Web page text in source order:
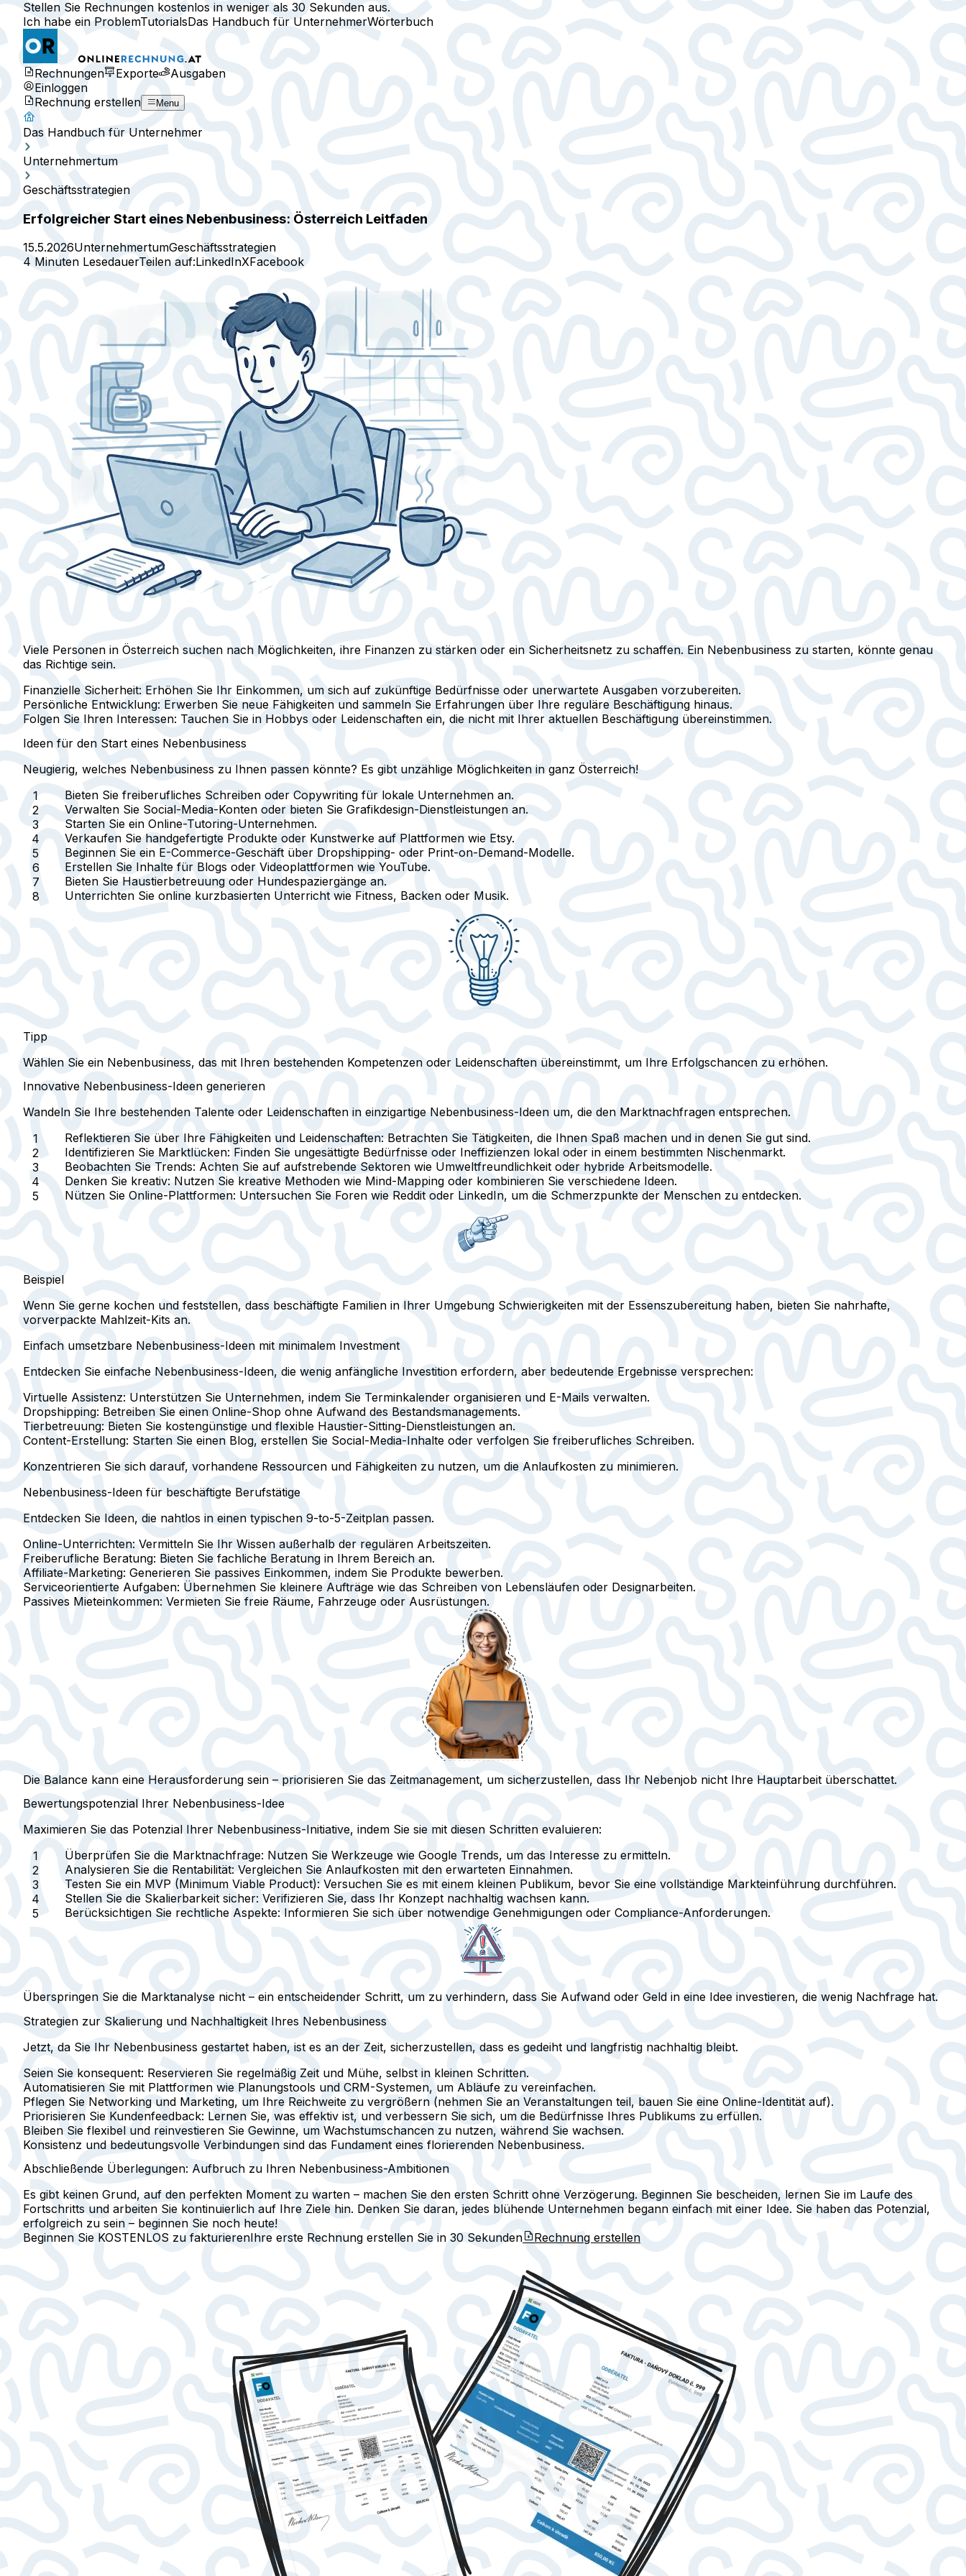
Stellen Sie Rechnungen kostenlos in weniger als 30 Sekunden aus.
Ich habe ein ProblemTutorialsDas Handbuch für UnternehmerWörterbuch
Rechnungen Exporte
Ausgaben
Einloggen
Rechnung erstellen
Menu
Das Handbuch für Unternehmer
Unternehmertum
Geschäftsstrategien
Erfolgreicher Start eines Nebenbusiness: Österreich Leitfaden
15.5.2026UnternehmertumGeschäftsstrategien
4 Minuten LesedauerTeilen auf:LinkedInXFacebook
Viele Personen in Österreich suchen nach Möglichkeiten, ihre Finanzen zu stärken oder ein Sicherheitsnetz zu schaffen. Ein Nebenbusiness zu starten, könnte genau
das Richtige sein.
Finanzielle Sicherheit: Erhöhen Sie Ihr Einkommen, um sich auf zukünftige Bedürfnisse oder unerwartete Ausgaben vorzubereiten.
Persönliche Entwicklung: Erwerben Sie neue Fähigkeiten und sammeln Sie Erfahrungen über Ihre reguläre Beschäftigung hinaus.
Folgen Sie Ihren Interessen: Tauchen Sie in Hobbys oder Leidenschaften ein, die nicht mit Ihrer aktuellen Beschäftigung übereinstimmen.
Ideen für den Start eines Nebenbusiness
Neugierig, welches Nebenbusiness zu Ihnen passen könnte? Es gibt unzählige Möglichkeiten in ganz Österreich!
Bieten Sie freiberufliches Schreiben oder Copywriting für lokale Unternehmen an.
Verwalten Sie Social-Media-Konten oder bieten Sie Grafikdesign-Dienstleistungen an.
Starten Sie ein Online-Tutoring-Unternehmen.
Verkaufen Sie handgefertigte Produkte oder Kunstwerke auf Plattformen wie Etsy.
Beginnen Sie ein E-Commerce-Geschäft über Dropshipping- oder Print-on-Demand-Modelle.
Erstellen Sie Inhalte für Blogs oder Videoplattformen wie YouTube.
Bieten Sie Haustierbetreuung oder Hundespaziergänge an.
Unterrichten Sie online kurzbasierten Unterricht wie Fitness, Backen oder Musik.
Tipp
Wählen Sie ein Nebenbusiness, das mit Ihren bestehenden Kompetenzen oder Leidenschaften übereinstimmt, um Ihre Erfolgschancen zu erhöhen.
Innovative Nebenbusiness-Ideen generieren
Wandeln Sie Ihre bestehenden Talente oder Leidenschaften in einzigartige Nebenbusiness-Ideen um, die den Marktnachfragen entsprechen.
Reflektieren Sie über Ihre Fähigkeiten und Leidenschaften: Betrachten Sie Tätigkeiten, die Ihnen Spaß machen und in denen Sie gut sind.
Identifizieren Sie Marktlücken: Finden Sie ungesättigte Bedürfnisse oder Ineffizienzen lokal oder in einem bestimmten Nischenmarkt.
Beobachten Sie Trends: Achten Sie auf aufstrebende Sektoren wie Umweltfreundlichkeit oder hybride Arbeitsmodelle.
Denken Sie kreativ: Nutzen Sie kreative Methoden wie Mind-Mapping oder kombinieren Sie verschiedene Ideen.
Nützen Sie Online-Plattformen: Untersuchen Sie Foren wie Reddit oder LinkedIn, um die Schmerzpunkte der Menschen zu entdecken.
Beispiel
Wenn Sie gerne kochen und feststellen, dass beschäftigte Familien in Ihrer Umgebung Schwierigkeiten mit der Essenszubereitung haben, bieten Sie nahrhafte,
vorverpackte Mahlzeit-Kits an.
Einfach umsetzbare Nebenbusiness-Ideen mit minimalem Investment
Entdecken Sie einfache Nebenbusiness-Ideen, die wenig anfängliche Investition erfordern, aber bedeutende Ergebnisse versprechen:
Virtuelle Assistenz: Unterstützen Sie Unternehmen, indem Sie Terminkalender organisieren und E-Mails verwalten.
Dropshipping: Betreiben Sie einen Online-Shop ohne Aufwand des Bestandsmanagements.
Tierbetreuung: Bieten Sie kostengünstige und flexible Haustier-Sitting-Dienstleistungen an.
Content-Erstellung: Starten Sie einen Blog, erstellen Sie Social-Media-Inhalte oder verfolgen Sie freiberufliches Schreiben.
Konzentrieren Sie sich darauf, vorhandene Ressourcen und Fähigkeiten zu nutzen, um die Anlaufkosten zu minimieren.
Nebenbusiness-Ideen für beschäftigte Berufstätige
Entdecken Sie Ideen, die nahtlos in einen typischen 9-to-5-Zeitplan passen.
Online-Unterrichten: Vermitteln Sie Ihr Wissen außerhalb der regulären Arbeitszeiten.
Freiberufliche Beratung: Bieten Sie fachliche Beratung in Ihrem Bereich an.
Affiliate-Marketing: Generieren Sie passives Einkommen, indem Sie Produkte bewerben.
Serviceorientierte Aufgaben: Übernehmen Sie kleinere Aufträge wie das Schreiben von Lebensläufen oder Designarbeiten.
Passives Mieteinkommen: Vermieten Sie freie Räume, Fahrzeuge oder Ausrüstungen.
Die Balance kann eine Herausforderung sein – priorisieren Sie das Zeitmanagement, um sicherzustellen, dass Ihr Nebenjob nicht Ihre Hauptarbeit überschattet.
Bewertungspotenzial Ihrer Nebenbusiness-Idee
Maximieren Sie das Potenzial Ihrer Nebenbusiness-Initiative, indem Sie sie mit diesen Schritten evaluieren:
Überprüfen Sie die Marktnachfrage: Nutzen Sie Werkzeuge wie Google Trends, um das Interesse zu ermitteln.
Analysieren Sie die Rentabilität: Vergleichen Sie Anlaufkosten mit den erwarteten Einnahmen.
Testen Sie ein MVP (Minimum Viable Product): Versuchen Sie es mit einem kleinen Publikum, bevor Sie eine vollständige Markteinführung durchführen.
Stellen Sie die Skalierbarkeit sicher: Verifizieren Sie, dass Ihr Konzept nachhaltig wachsen kann.
Berücksichtigen Sie rechtliche Aspekte: Informieren Sie sich über notwendige Genehmigungen oder Compliance-Anforderungen.
Überspringen Sie die Marktanalyse nicht – ein entscheidender Schritt, um zu verhindern, dass Sie Aufwand oder Geld in eine Idee investieren, die wenig Nachfrage hat.
Strategien zur Skalierung und Nachhaltigkeit Ihres Nebenbusiness
Jetzt, da Sie Ihr Nebenbusiness gestartet haben, ist es an der Zeit, sicherzustellen, dass es gedeiht und langfristig nachhaltig bleibt.
Seien Sie konsequent: Reservieren Sie regelmäßig Zeit und Mühe, selbst in kleinen Schritten.
Automatisieren Sie mit Plattformen wie Planungstools und CRM-Systemen, um Abläufe zu vereinfachen.
Pflegen Sie Networking und Marketing, um Ihre Reichweite zu vergrößern (nehmen Sie an Veranstaltungen teil, bauen Sie eine Online-Identität auf).
Priorisieren Sie Kundenfeedback: Lernen Sie, was effektiv ist, und verbessern Sie sich, um die Bedürfnisse Ihres Publikums zu erfüllen.
Bleiben Sie flexibel und reinvestieren Sie Gewinne, um Wachstumschancen zu nutzen, während Sie wachsen.
Konsistenz und bedeutungsvolle Verbindungen sind das Fundament eines florierenden Nebenbusiness.
Abschließende Überlegungen: Aufbruch zu Ihren Nebenbusiness-Ambitionen
Es gibt keinen Grund, auf den perfekten Moment zu warten – machen Sie den ersten Schritt ohne Verzögerung. Beginnen Sie bescheiden, lernen Sie im Laufe des
Fortschritts und arbeiten Sie kontinuierlich auf Ihre Ziele hin. Denken Sie daran, jedes blühende Unternehmen begann einfach mit einer Idee. Sie haben das Potenzial,
erfolgreich zu sein – beginnen Sie noch heute!
Beginnen Sie KOSTENLOS zu fakturierenIhre erste Rechnung erstellen Sie in 30 Sekunden Rechnung erstellen